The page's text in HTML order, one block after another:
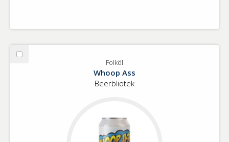
Välj
Folköl
Whoop Ass
Beerbliotek